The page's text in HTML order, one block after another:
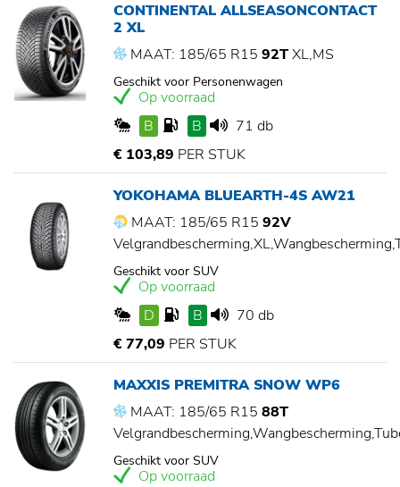
CONTINENTAL ALLSEASONCONTACT
2 XL
MAAT: 185/65 R15 92TXL,MS
Geschikt voor Personenwagen
Op voorraad
B
B
71 db
€ 103,89 PER STUK
YOKOHAMA BLUEARTH-4S AW21
MAAT: 185/65 R15 92V
Geschikt voor SUV
Op voorraad
D
B
70 db
€ 77,09 PER STUK
MAXXIS PREMITRA SNOW WP6
MAAT: 185/65 R15 88T
Geschikt voor SUV
Op voorraad